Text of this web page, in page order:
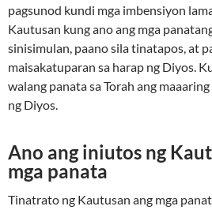
pagsunod kundi mga imbensiyon
Kautusan kung ano ang mga
sinisimulan, paano sila tinatapos, at
maisakatuparan sa harap ng Diyos.
walang panata sa Torah ang
ng Diyos.
Ano ang iniutos ng
mga panata
Tinatrato ng Kautusan ang mga